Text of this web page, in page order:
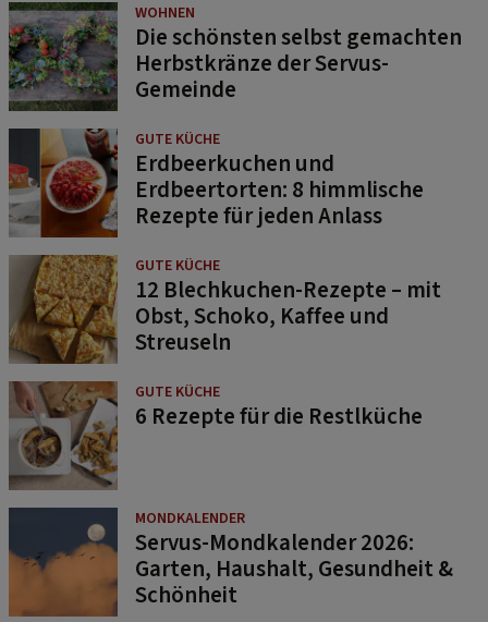
WOHNEN
Die schönsten selbst gemachten
Herbstkränze der Servus-
Gemeinde
GUTE KÜCHE
Erdbeerkuchen und
Erdbeertorten: 8 himmlische
Rezepte für jeden Anlass
GUTE KÜCHE
12 Blechkuchen-Rezepte – mit
Obst, Schoko, Kaffee und
Streuseln
GUTE KÜCHE
6 Rezepte für die Restlküche
MONDKALENDER
Servus-Mondkalender 2026:
Garten, Haushalt, Gesundheit &
Schönheit